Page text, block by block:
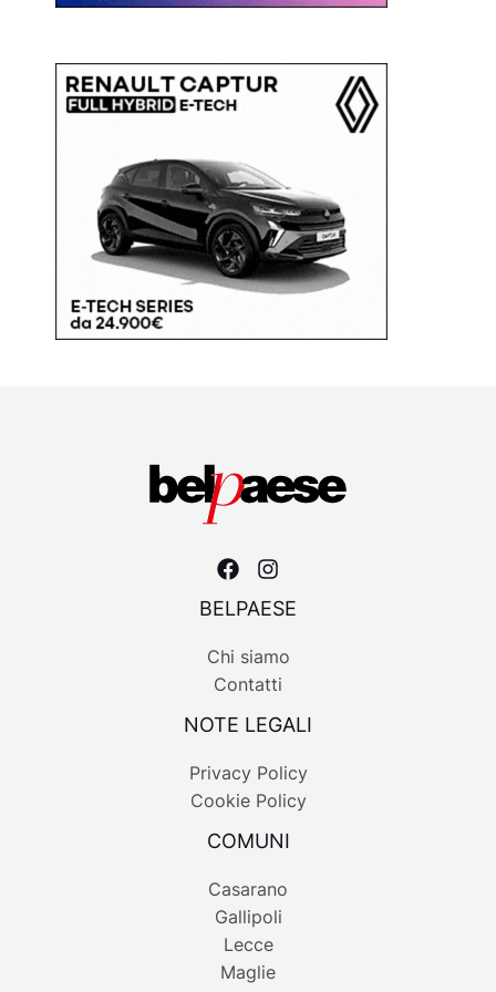
BELPAESE
Chi siamo
Contatti
NOTE LEGALI
Privacy Policy
Cookie Policy
COMUNI
Casarano
Gallipoli
Lecce
Maglie